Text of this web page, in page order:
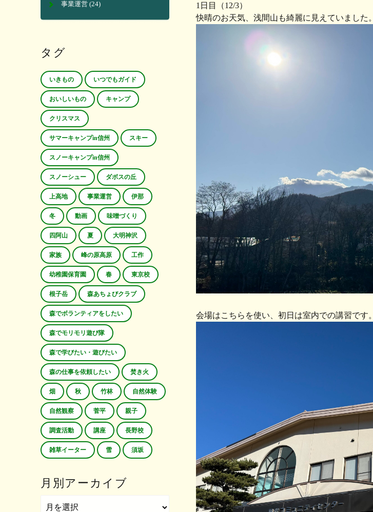
1日目（12/3）
快晴のお天気、浅間山も綺麗に見えていました。
会場はこちらを使い、初日は室内での講習です。
事業運営 (24)
タグ
いきもの いつでもガイド
おいしいもの キャンプ
クリスマス
サマーキャンプin信州 スキー
スノーキャンプin信州
スノーシュー ダボスの丘
上高地 事業運営 伊那
冬 動画 味噌づくり
四阿山 夏 大明神沢
家族 峰の原高原 工作
幼稚園保育園 春 東京校
根子岳 森あちょびクラブ
森でボランティアをしたい
森でモリモリ遊び隊
森で学びたい・遊びたい
森の仕事を依頼したい 焚き火
畑 秋 竹林 自然体験
自然観察 菅平 親子
調査活動 講座 長野校
雑草イーター 雪 須坂
月別アーカイブ